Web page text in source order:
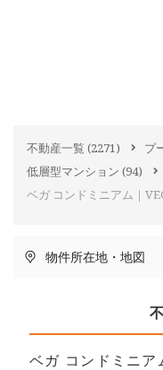
不動産一覧 (2271) プ
低層型マンション (94)
ベガ コンドミニアム｜
物件所在地・地図
ベガ コンドミニア